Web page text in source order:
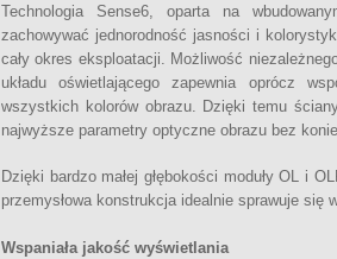
Technologia Sense6, oparta na
zachowywać jednorodność jasności i
cały okres eksploatacji. Możliwość
układu oświetlającego zapewnia oprócz
wszystkich kolorów obrazu. Dzięki temu
najwyższe parametry optyczne obrazu bez
Dzięki bardzo małej głębokości moduły OL i
przemysłowa konstrukcja idealnie sprawuje się
Wspaniała jakość wyświetlania